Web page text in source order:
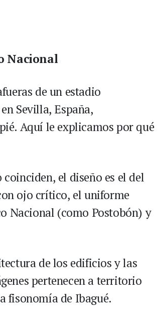
Nacional
de un estadio
Sevilla, España,
Aquí le explicamos por qué
el diseño es el del
ojo crítico, el uniforme
Nacional (como Postobón) y
de los edificios y las
pertenecen a territorio
fisonomía de Ibagué.